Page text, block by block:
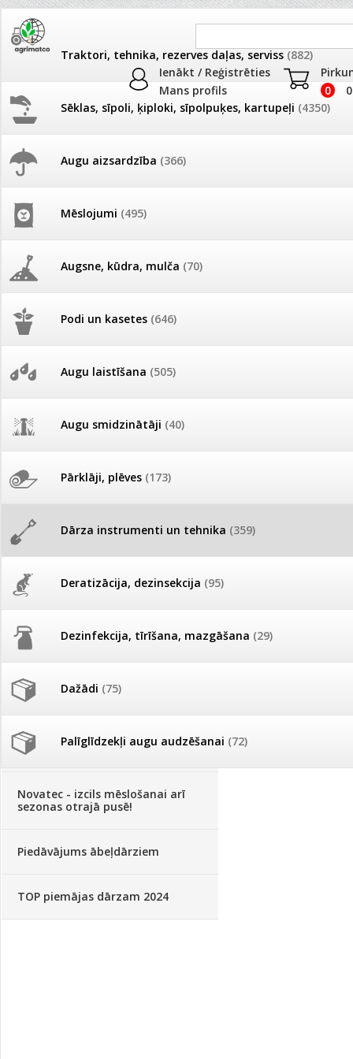
Ienākt / Reģistrēties
Mans profils
0
Traktori, tehnika, rezerves daļas, serviss (882)
Sēklas, sīpoli, ķiploki, sīpolpuķes, kartupeļi (4350)
Augu aizsardzība (366)
Mēslojumi (495)
Augsne, kūdra, mulča (70)
Podi un kasetes (646)
Augu laistīšana (505)
Augu smidzinātāji (40)
Pārklāji, plēves (173)
Dārza instrumenti un tehnika (359)
Deratizācija, dezinsekcija (95)
Dezinfekcija, tīrīšana, mazgāšana (29)
Dažādi (75)
Palīglīdzekļi augu audzēšanai (72)
JAUNUMI
Pašlasīšanas vietu katalogs
26.05. Vebinārs - Kā ierobežot
gliemežus piemājas dārzā un
Darba laiks Līgo svētkos
Ūdens piemērotības noteikšana
Pievienojies braucienam uz
Tomātu sēklu katalogs
Tagad Vitrol GB arī 20kg
iepakojumā!
Tomātu diena 21.augustā
Ievešanas atļaujas 2025
Visas datu drošības lapas (DDL)
vienuviet
Klientu Diena
Novatec - izcils mēslošanai arī
sezonas otrajā pusē!
Piedāvājums ābeļdārziem
TOP piemājas dārzam 2024
AKCIJAS
frēze + mulčieris +
AKCIJAS komplekts -
SABO profesionālā dārza
mauriņa kopšanai
Produkti»Dārza instrumenti un tehnika»SABO profesionālā
Preču salīdzināšana
Nav izvēlēta neviena prece